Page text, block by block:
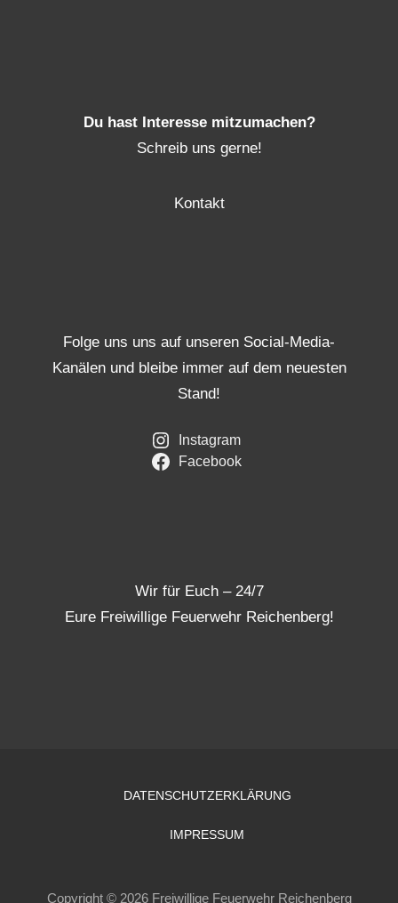
Du hast Interesse mitzumachen?
Schreib uns gerne!
Kontakt
Folge uns uns auf unseren Social-Media-
Kanälen und bleibe immer auf dem neuesten
Stand!
Instagram
Facebook
Wir für Euch – 24/7
Eure Freiwillige Feuerwehr Reichenberg!
DATENSCHUTZERKLÄRUNG
IMPRESSUM
Copyright © 2026 Freiwillige Feuerwehr Reichenberg